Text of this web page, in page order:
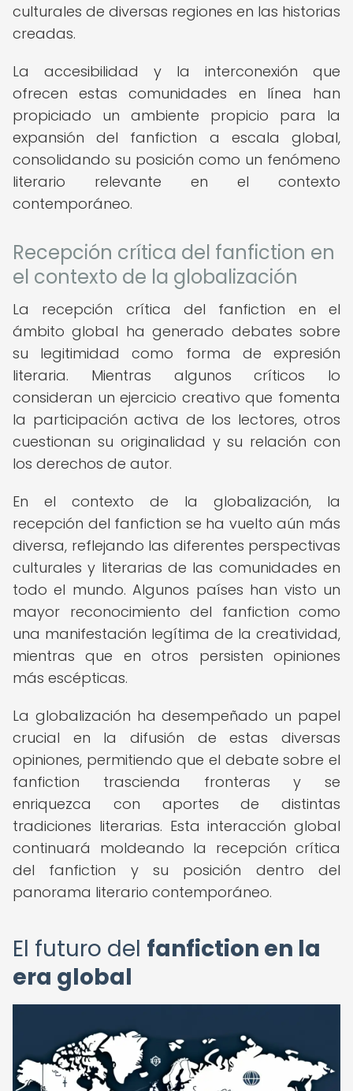
culturales de diversas regiones en las historias
creadas.
La accesibilidad y la interconexión que
ofrecen estas comunidades en línea han
propiciado un ambiente propicio para la
expansión del fanfiction a escala global,
consolidando su posición como un fenómeno
literario relevante en el contexto
contemporáneo.
Recepción crítica del fanfiction en
el contexto de la globalización
La recepción crítica del fanfiction en el
ámbito global ha generado debates sobre
su legitimidad como forma de expresión
literaria. Mientras algunos críticos lo
consideran un ejercicio creativo que fomenta
la participación activa de los lectores, otros
cuestionan su originalidad y su relación con
los derechos de autor.
En el contexto de la globalización, la
recepción del fanfiction se ha vuelto aún más
diversa, reflejando las diferentes perspectivas
culturales y literarias de las comunidades en
todo el mundo. Algunos países han visto un
mayor reconocimiento del fanfiction como
una manifestación legítima de la creatividad,
mientras que en otros persisten opiniones
más escépticas.
La globalización ha desempeñado un papel
crucial en la difusión de estas diversas
opiniones, permitiendo que el debate sobre el
fanfiction trascienda fronteras y se
enriquezca con aportes de distintas
tradiciones literarias. Esta interacción global
continuará moldeando la recepción crítica
del fanfiction y su posición dentro del
panorama literario contemporáneo.
El futuro del fanfiction en la
era global